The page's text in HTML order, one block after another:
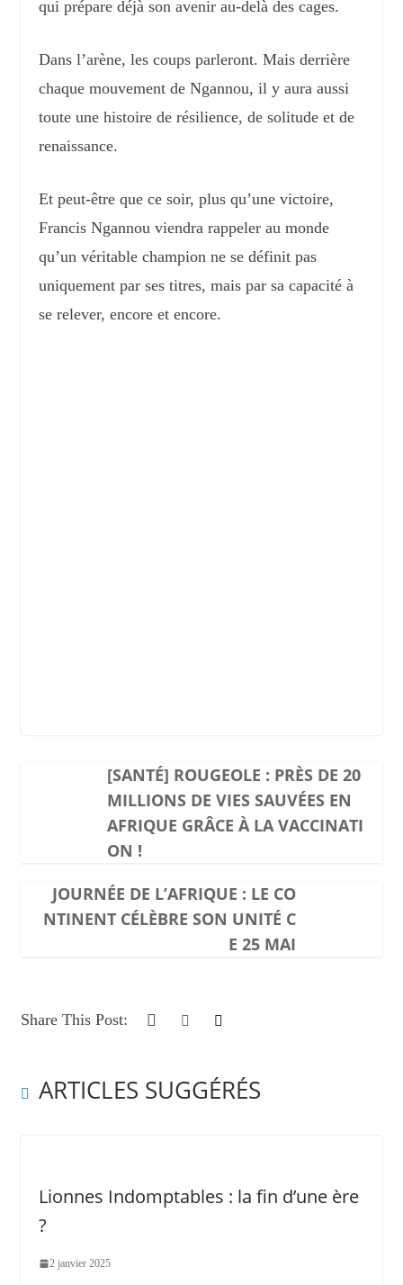
qui prépare déjà son avenir au-delà des cages.
Dans l’arène, les coups parleront. Mais derrière
chaque mouvement de Ngannou, il y aura aussi
toute une histoire de résilience, de solitude et de
renaissance.
Et peut-être que ce soir, plus qu’une victoire,
Francis Ngannou viendra rappeler au monde
qu’un véritable champion ne se définit pas
uniquement par ses titres, mais par sa capacité à
se relever, encore et encore.
[SANTÉ] ROUGEOLE : PRÈS DE 20
MILLIONS DE VIES SAUVÉES EN
AFRIQUE GRÂCE À LA VACCINATI
ON !
JOURNÉE DE L’AFRIQUE : LE CO
NTINENT CÉLÈBRE SON UNITÉ C
E 25 MAI
Share This Post:
ARTICLES SUGGÉRÉS
Lionnes Indomptables : la fin d’une ère
?
2 janvier 2025